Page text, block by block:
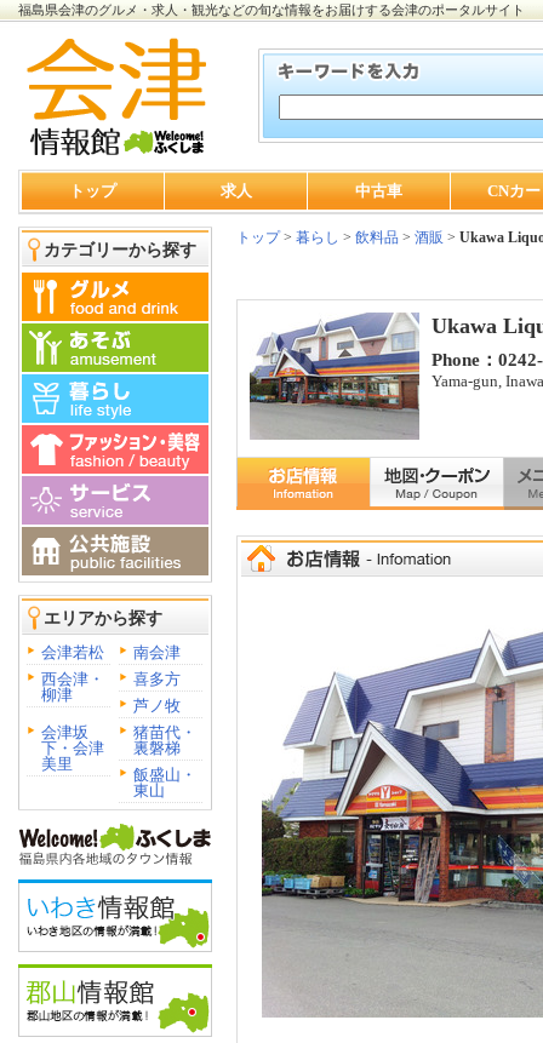
福島県会津のグルメ・求人・観光などの旬な情報をお届けする会津のポータルサイト
トップ 求人 中古車 CNカ
カテゴリーから探す
エリアから探す
会津若松
南会津
西会津・
柳津
喜多方
芦ノ牧
会津坂
下・会津
美里
猪苗代・
裏磐梯
飯盛山・
東山
トップ> 暮らし > 飲料品 > 酒販 > Ukawa
Ukawa
Phone：
Yama-gun,